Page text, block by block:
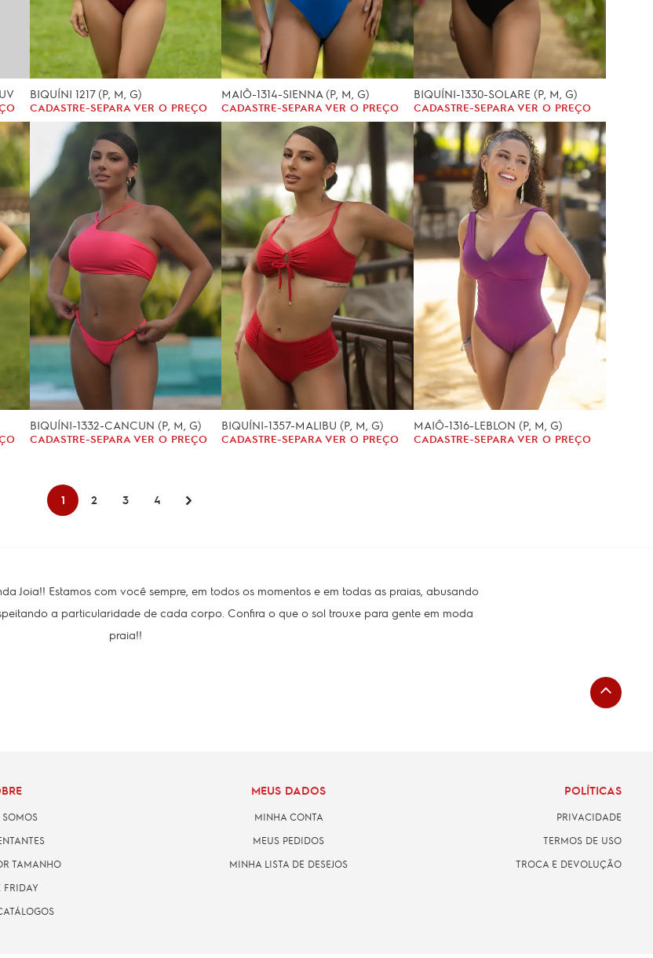
BIQUÍNI 1217 (P, M, G)
CADASTRE-SEPARA VER O PREÇO
MAIÔ-1314-SIENNA (P, M, G)
CADASTRE-SEPARA VER O PREÇO
BIQUÍNI-1330-SOLARE (P, M, G)
CADASTRE-SEPARA VER O PREÇO
BIQUÍNI-1332-CANCUN (P, M, G)
CADASTRE-SEPARA VER O PREÇO
BIQUÍNI-1357-MALIBU (P, M, G)
CADASTRE-SEPARA VER O PREÇO
MAIÔ-1316-LEBLON (P, M, G)
CADASTRE-SEPARA VER O PREÇO
1 2 3 4
Joia!! Estamos com você sempre, em todos os momentos e em todas as praias, abusando
a particularidade de cada corpo. Confira o que o sol trouxe para gente em moda
praia!!
TAMANHO
FRIDAY
MEUS DADOS
MINHA CONTA
MEUS PEDIDOS
MINHA LISTA DE DESEJOS
POLÍTICAS
PRIVACIDADE
TERMOS DE USO
TROCA E DEVOLUÇÃO